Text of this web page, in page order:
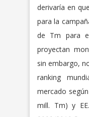
derivaría en
para la
de Tm para
proyectan
sin embargo,
ranking
mercado
mill. Tm) y